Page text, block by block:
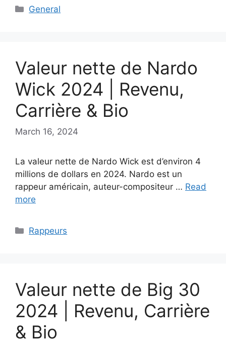
Categories
General
Valeur nette de Nardo
Wick 2024 | Revenu,
Carrière & Bio
March 16, 2024
La valeur nette de Nardo Wick est d’environ 4
millions de dollars en 2024. Nardo est un
rappeur américain, auteur-compositeur … Read
more
Categories
Rappeurs
Valeur nette de Big 30
2024 | Revenu, Carrière
& Bio